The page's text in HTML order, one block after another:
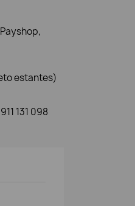
estantes)
131 098